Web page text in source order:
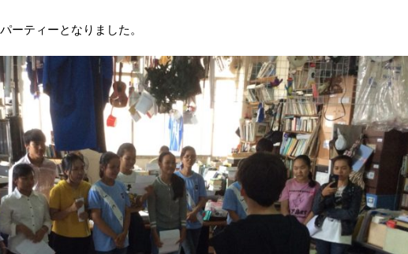
ーティーとなりました。